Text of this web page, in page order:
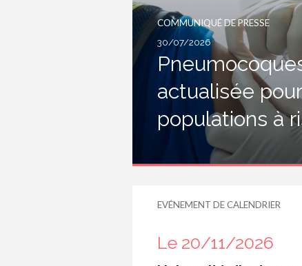
COMMUNIQUÉ DE PRESSE
30/07/2026
actualisée
populations à
EVÉNEMENT DE CALENDRIER
Le 20/11/2026